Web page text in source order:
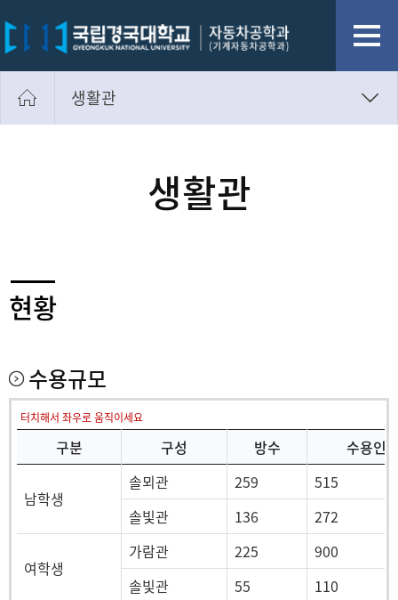
생활관
생활관
현황
수용규모
터치해서 좌우로 움직이세요
구분 구성 방수 수용인
남학생
솔뫼관 259
515
솔빛관
136 272
여학생
가람관 225
900
솔빛관
55
110